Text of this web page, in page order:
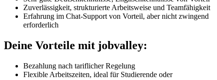
Zuverlässigkeit, strukturierte Arbeitsweise und Teamfähigkeit
Erfahrung im Chat-Support von Vorteil, aber nicht zwingend
erforderlich
Deine Vorteile mit jobvalley:
Bezahlung nach tariflicher Regelung
Flexible Arbeitszeiten, ideal für Studierende oder